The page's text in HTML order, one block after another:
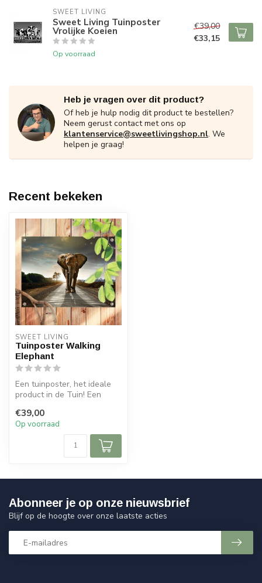
SWEET LIVING
Sweet Living Tuinposter
Vrolijke Koeien
Op voorraad
€39,00
€33,15
Heb je vragen over dit product?
Of heb je hulp nodig dit product te bestellen?
Neem gerust contact met ons op
klantenservice@sweetlivingshop.nl. We
helpen je graag!
Recent bekeken
SWEET LIVING
Tuinposter Walking
Elephant
Een tuinposter, het ideale
product in de Tuin! Een
tijd...
€39,00
Op voorraad
Abonneer je op onze nieuwsbrief
Blijf op de hoogte over onze laatste acties